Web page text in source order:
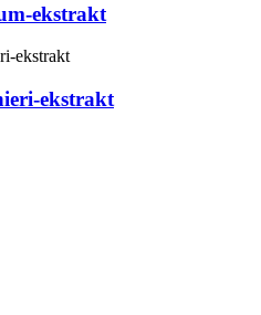
ekstrakt
ekstrakt